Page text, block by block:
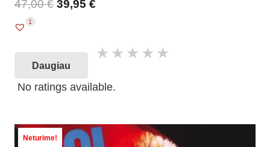
47,00€ 39,95 €
1
Daugiau
No ratings available.
Neturime!